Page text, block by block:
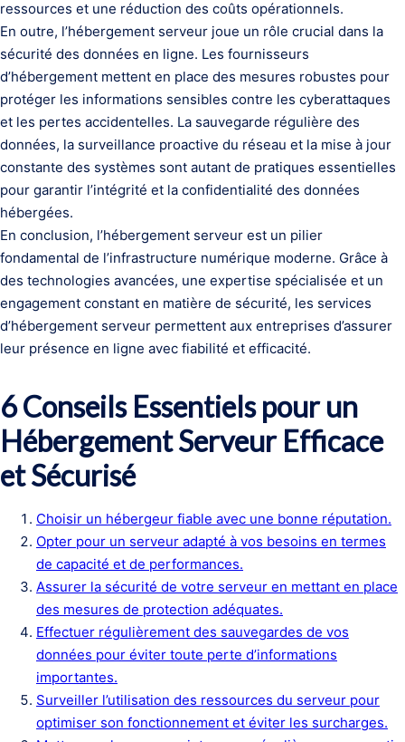
ressources et une réduction des coûts opérationnels.
En outre, l’hébergement serveur joue un rôle crucial dans la
sécurité des données en ligne. Les fournisseurs
d’hébergement mettent en place des mesures robustes pour
protéger les informations sensibles contre les cyberattaques
et les pertes accidentelles. La sauvegarde régulière des
données, la surveillance proactive du réseau et la mise à jour
constante des systèmes sont autant de pratiques essentielles
pour garantir l’intégrité et la confidentialité des données
hébergées.
En conclusion, l’hébergement serveur est un pilier
fondamental de l’infrastructure numérique moderne. Grâce à
des technologies avancées, une expertise spécialisée et un
engagement constant en matière de sécurité, les services
d’hébergement serveur permettent aux entreprises d’assurer
leur présence en ligne avec fiabilité et efficacité.
6 Conseils Essentiels pour un
Hébergement Serveur Efficace
et Sécurisé
Choisir un hébergeur fiable avec une bonne réputation.
Opter pour un serveur adapté à vos besoins en termes
de capacité et de performances.
Assurer la sécurité de votre serveur en mettant en place
des mesures de protection adéquates.
Effectuer régulièrement des sauvegardes de vos
données pour éviter toute perte d’informations
importantes.
Surveiller l’utilisation des ressources du serveur pour
optimiser son fonctionnement et éviter les surcharges.